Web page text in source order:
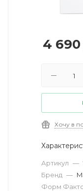
4 690
Хочу в
Артикул —
Бренд —
Форм